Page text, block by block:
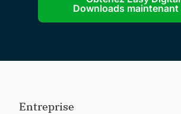
Downloads maintenant
Entreprise